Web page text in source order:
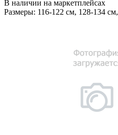
В наличии на маркетплейсах
Размеры: 116-122 см, 128-134 см,